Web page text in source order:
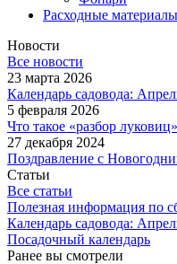
Расходные материалы
Новости
Все новости
23 марта 2026
Календарь садовода:
5 февраля 2026
Что такое «разбор
27 декабря 2024
Поздравление с
Статьи
Все статьи
Полезная информация по
Календарь садовода:
Посадочный календарь
Ранее вы смотрели